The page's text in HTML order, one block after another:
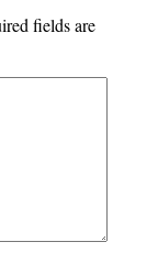
fields are